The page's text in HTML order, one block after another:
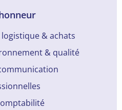
& achats
& qualité